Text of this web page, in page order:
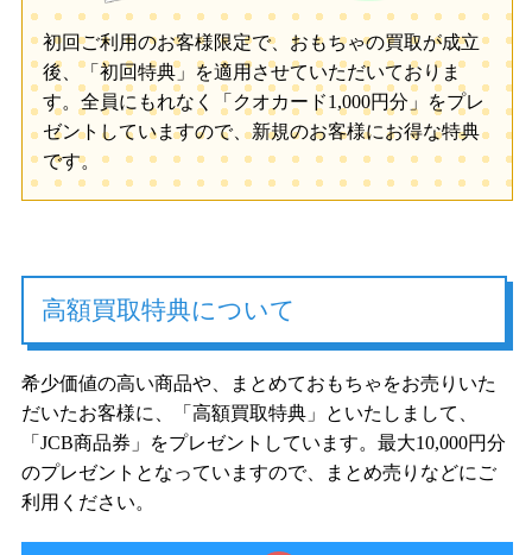
初回ご利用のお客様限定で、おもちゃの買取が成立
後、「初回特典」を適用させていただいておりま
す。全員にもれなく「クオカード1,000円分」をプレ
ゼントしていますので、新規のお客様にお得な特典
です。
高額買取特典について
希少価値の高い商品や、まとめておもちゃをお売りいた
だいたお客様に、「高額買取特典」といたしまして、
「JCB商品券」をプレゼントしています。最大10,000円分
のプレゼントとなっていますので、まとめ売りなどにご
利用ください。